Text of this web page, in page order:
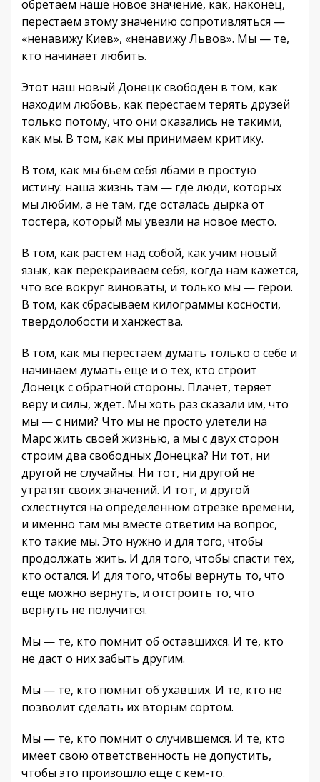
обретаем наше новое значение, как, наконец,
перестаем этому значению сопротивляться —
«ненавижу Киев», «ненавижу Львов». Мы — те,
кто начинает любить.
Этот наш новый Донецк свободен в том, как
находим любовь, как перестаем терять друзей
только потому, что они оказались не такими,
как мы. В том, как мы принимаем критику.
В том, как мы бьем себя лбами в простую
истину: наша жизнь там — где люди, которых
мы любим, а не там, где осталась дырка от
тостера, который мы увезли на новое место.
В том, как растем над собой, как учим новый
язык, как перекраиваем себя, когда нам кажется,
что все вокруг виноваты, и только мы — герои.
В том, как сбрасываем килограммы косности,
твердолобости и ханжества.
В том, как мы перестаем думать только о себе и
начинаем думать еще и о тех, кто строит
Донецк с обратной стороны. Плачет, теряет
веру и силы, ждет. Мы хоть раз сказали им, что
мы — с ними? Что мы не просто улетели на
Марс жить своей жизнью, а мы с двух сторон
строим два свободных Донецка? Ни тот, ни
другой не случайны. Ни тот, ни другой не
утратят своих значений. И тот, и другой
схлестнутся на определенном отрезке времени,
и именно там мы вместе ответим на вопрос,
кто такие мы. Это нужно и для того, чтобы
продолжать жить. И для того, чтобы спасти тех,
кто остался. И для того, чтобы вернуть то, что
еще можно вернуть, и отстроить то, что
вернуть не получится.
Мы — те, кто помнит об оставшихся. И те, кто
не даст о них забыть другим.
Мы — те, кто помнит об ухавших. И те, кто не
позволит сделать их вторым сортом.
Мы — те, кто помнит о случившемся. И те, кто
имеет свою ответственность не допустить,
чтобы это произошло еще с кем-то.